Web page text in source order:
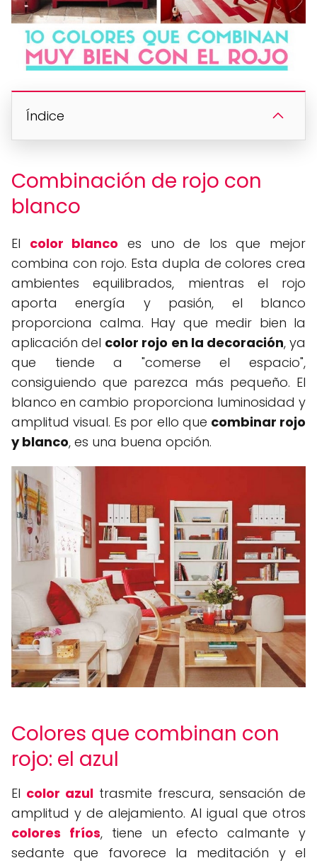
Índice
Combinación de rojo con
blanco
El color blanco es uno de los que mejor
combina con rojo. Esta dupla de colores crea
ambientes equilibrados, mientras el rojo
aporta energía y pasión, el blanco
proporciona calma. Hay que medir bien la
aplicación del color rojo en la decoración, ya
que tiende a "comerse el espacio",
consiguiendo que parezca más pequeño. El
blanco en cambio proporciona luminosidad y
amplitud visual. Es por ello que combinar rojo
y blanco, es una buena opción.
Colores que combinan con
rojo: el azul
El color azul trasmite frescura, sensación de
amplitud y de alejamiento. Al igual que otros
colores fríos, tiene un efecto calmante y
sedante que favorece la meditación y el